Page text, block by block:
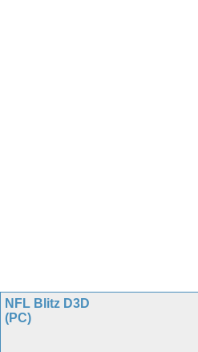
NFL Blitz D3D
(PC)